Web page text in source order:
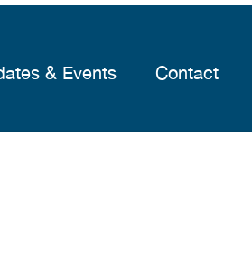
& Events Contact